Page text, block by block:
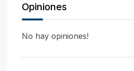
Opiniones
No hay opiniones!